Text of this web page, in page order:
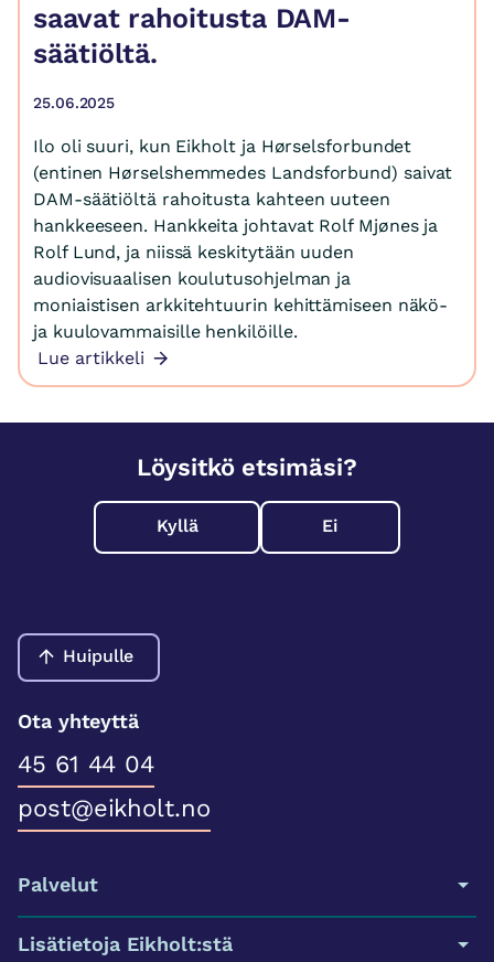
saavat rahoitusta DAM-
säätiöltä.
25.06.2025
Ilo oli suuri, kun Eikholt ja Hørselsforbundet
(entinen Hørselshemmedes Landsforbund) saivat
DAM-säätiöltä rahoitusta kahteen uuteen
hankkeeseen. Hankkeita johtavat Rolf Mjønes ja
Rolf Lund, ja niissä keskitytään uuden
audiovisuaalisen koulutusohjelman ja
moniaistisen arkkitehtuurin kehittämiseen näkö-
ja kuulovammaisille henkilöille.
Lue artikkeli
Löysitkö etsimäsi?
Kyllä Ei
Huipulle
Ota yhteyttä
45 61 44 04
post@eikholt.no
Palvelut
Lisätietoja Eikholt:stä